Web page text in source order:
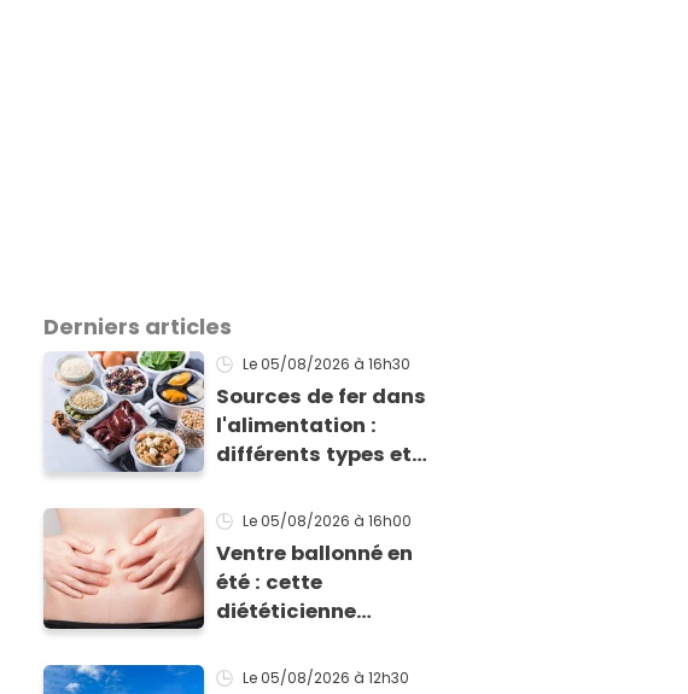
Derniers articles
Le 05/08/2026 à 16h30
Sources de fer dans
l'alimentation :
différents types et
d'absorption par le
corps
Le 05/08/2026 à 16h00
Ventre ballonné en
été : cette
diététicienne
comment l'éviter
Le 05/08/2026 à 12h30